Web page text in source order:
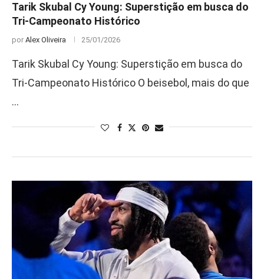
Tarik Skubal Cy Young: Superstição em busca do
Tri-Campeonato Histórico
por Alex Oliveira 25/01/2026
Tarik Skubal Cy Young: Superstição em busca do
Tri-Campeonato Histórico O beisebol, mais do que
…